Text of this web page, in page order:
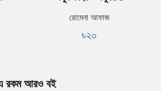
রোমেনা আফাজ
৳২০
রকম আরও বই